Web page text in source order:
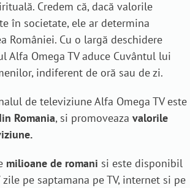
Credem că, dacă valorile
în societate, ele ar determina
României. Cu o largă deschidere
Alfa Omega TV aduce Cuvântul lui
indiferent de oră sau de zi.
de televiziune Alfa Omega TV este
Romania, si promoveaza valorile
milioane de romani si este disponibil
pe saptamana pe TV, internet si pe